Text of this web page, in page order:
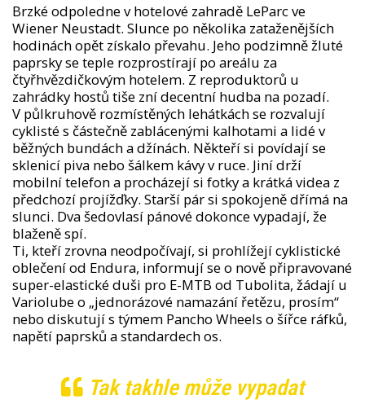
Brzké odpoledne v hotelové zahradě LeParc ve
Wiener Neustadt. Slunce po několika zataženějších
hodinách opět získalo převahu. Jeho podzimně žluté
paprsky se teple rozprostírají po areálu za
čtyřhvězdičkovým hotelem. Z reproduktorů u
zahrádky hostů tiše zní decentní hudba na pozadí.
V půlkruhově rozmístěných lehátkách se rozvalují
cyklisté s částečně zablácenými kalhotami a lidé v
běžných bundách a džínách. Někteří si povídají se
sklenicí piva nebo šálkem kávy v ruce. Jiní drží
mobilní telefon a procházejí si fotky a krátká videa z
předchozí projížďky. Starší pár si spokojeně dřímá na
slunci. Dva šedovlasí pánové dokonce vypadají, že
blaženě spí.
Ti, kteří zrovna neodpočívají, si prohlížejí cyklistické
oblečení od Endura, informují se o nově připravované
super-elastické duši pro E-MTB od Tubolita, žádají u
Variolube o „jednorázové namazání řetězu, prosím“
nebo diskutují s týmem Pancho Wheels o šířce ráfků,
napětí paprsků a standardech os.
Tak takhle může vypadat